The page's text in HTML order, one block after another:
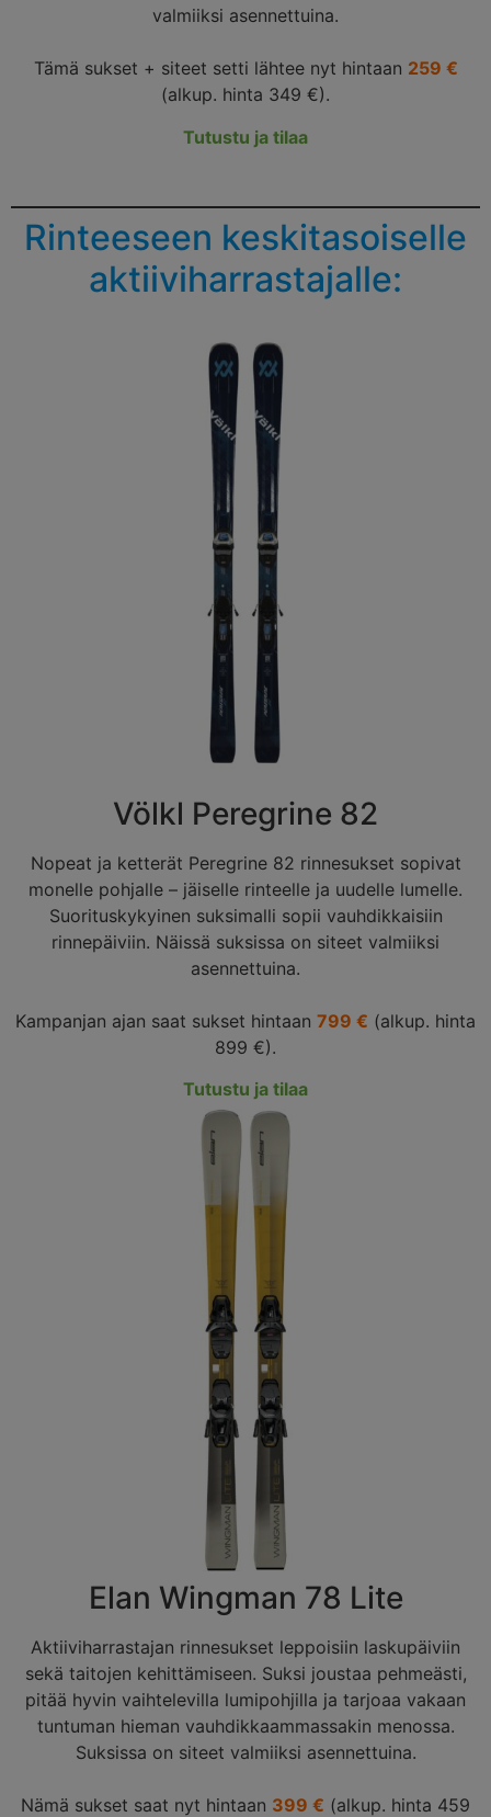
valmiiksi asennettuina.
Tämä sukset + siteet setti lähtee nyt hintaan 259 €
(alkup. hinta 349 €).
Tutustu ja tilaa
Rinteeseen keskitasoiselle
aktiiviharrastajalle:
Völkl Peregrine 82
Nopeat ja ketterät Peregrine 82 rinnesukset sopivat
monelle pohjalle – jäiselle rinteelle ja uudelle lumelle.
Suorituskykyinen suksimalli sopii vauhdikkaisiin
rinnepäiviin. Näissä suksissa on siteet valmiiksi
asennettuina.
Kampanjan ajan saat sukset hintaan 799 € (alkup. hinta
899 €).
Tutustu ja tilaa
Elan Wingman 78 Lite
Aktiiviharrastajan rinnesukset leppoisiin laskupäiviin
sekä taitojen kehittämiseen. Suksi joustaa pehmeästi,
pitää hyvin vaihtelevilla lumipohjilla ja tarjoaa vakaan
tuntuman hieman vauhdikkaammassakin menossa.
Suksissa on siteet valmiiksi asennettuina.
Nämä sukset saat nyt hintaan 399 € (alkup. hinta 459